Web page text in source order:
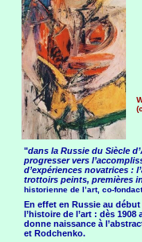
"dans la Russie du Siècle
progresser vers
d’expériences novatrices :
trottoirs peints, premières
historienne de l’art, co-
En effet en Russie au
l’histoire de l’art : dès 1908
donne naissance à
et Rodchenko.